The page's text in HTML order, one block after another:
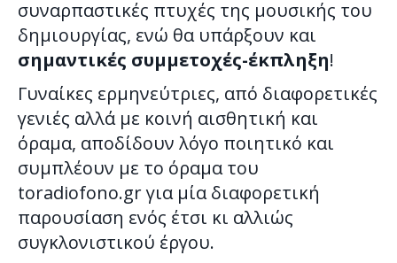
συναρπαστικές πτυχές της μουσικής του
δημιουργίας, ενώ θα υπάρξουν και
σημαντικές συμμετοχές-έκπληξη!
Γυναίκες ερμηνεύτριες, από διαφορετικές
γενιές αλλά με κοινή αισθητική και
όραμα, αποδίδουν λόγο ποιητικό και
συμπλέουν με το όραμα του
toradiofono.gr για μία διαφορετική
παρουσίαση ενός έτσι κι αλλιώς
συγκλονιστικού έργου.